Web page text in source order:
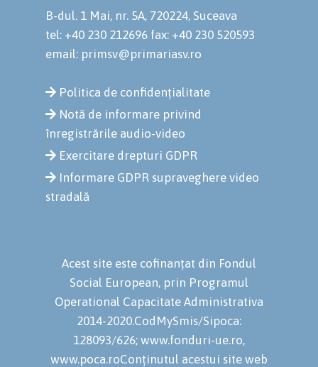
B-dul. 1 Mai, nr. 5A, 720224, Suceava
tel: +40 230 212696 fax: +40 230 520593
email: primsv@primariasv.ro
Politica de confidențialitate
Notă de informare privind
înregistrările audio-video
Exercitare drepturi GDPR
Informare GDPR supraveghere video
stradală
Acest site este cofinanțat din Fondul
Social European, prin Programul
Operational Capacitate Administrativa
2014-2020.CodMySmis/Sipoca:
128093/626; www.fonduri-ue.ro,
www.poca.roConținutul acestui site web